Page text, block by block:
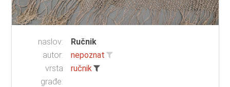
naslov:
Ručnik
autor:
nepoznat
vrsta
građe:
ručnik